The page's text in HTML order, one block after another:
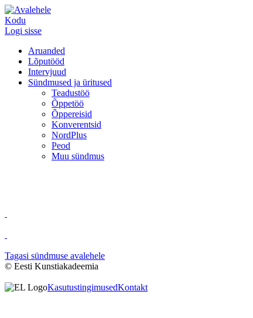
Kodu
Logi sisse
Aruanded
Lõputööd
Intervjuud
Sündmused ja üritused
Teadustöö
Õppetöö
Õppereisid
Konverentsid
NordPlus
Peod
Muu sündmus
Tagasi sündmuse avalehele
© Eesti Kunstiakadeemia
KasutustingimusedKontakt